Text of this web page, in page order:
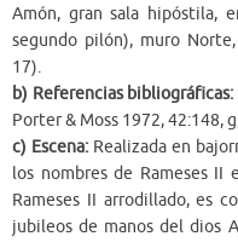
Amón, gran sala hipóstila,
segundo pilón), muro
17).
b) Referencias bibliográficas:
Porter & Moss 1972, 42:148,
c) Escena: Realizada en
los nombres de Rameses II
Rameses II arrodillado, es
jubileos de manos del dios